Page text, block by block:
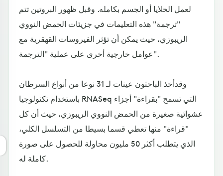
لعمل الخلايا أو الجسم بكامله. وقبل ظهور البروتين تتم
"ترجمة" هذه التعليمات في جزيئات الحمض النووي
الريبوزي، حيث يمكن أن تؤثر الفيروسات القهقرية مع
عوامل خارجية أخرى على عملية "الترجمة".
وقدأخذ الباحثون عينات لـ 31 نوعا من أنواع السرطان
باستخدام تكنولوجيا RNASeq التي تسمح "بقراءة" أجزاء
عشوائية صغيرة من الحمض النووي الريبوزي، حيث أن كل
"قراءة" منها تعطي قسما بسيطا من التسلسل الكلي،
الذي يتطلب أكثر 50 مليون محاولة للحصول على صورة
كاملة له.